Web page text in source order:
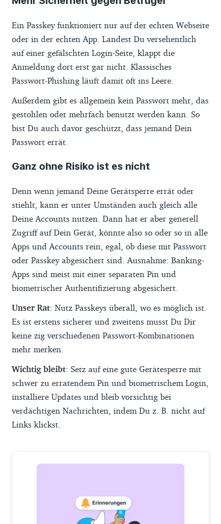
Ein Passkey funktioniert nur auf der echten Webseite
oder in der echten App. Landest Du versehentlich
auf einer gefälschten Login-Seite, klappt die
Anmeldung dort erst gar nicht. Klassisches
Passwort-Phishing läuft damit oft ins Leere.
Außerdem gibt es allgemein kein Passwort mehr, das
gestohlen oder mehrfach benutzt werden kann. So
bist Du auch davor geschützt, dass jemand Dein
Passwort errät.
Ganz ohne Risiko ist es nicht
Denn wenn jemand Deine Gerätsperre errät oder
stiehlt, kann er unter Umständen auch gleich alle
Deine Accounts nutzen. Dann hat er aber generell
Zugriff auf Dein Gerät, könnte also so oder so in alle
Apps und Accounts rein, egal, ob diese mit Passwort
oder Passkey abgesichert sind. Ausnahme: Banking-
Apps sind meist mit einer separaten Pin und
biometrischer Authentifizierung abgesichert.
Unser Rat: Nutz Passkeys überall, wo es möglich ist.
Es ist erstens sicherer und zweitens musst Du Dir
keine zig verschiedenen Passwort-Kombinationen
mehr merken.
Wichtig bleibt: Setz auf eine gute Gerätesperre mit
schwer zu erratendem Pin und biometrischem Login,
installiere Updates und bleib vorsichtig bei
verdächtigen Nachrichten, indem Du z. B. nicht auf
Links klickst.